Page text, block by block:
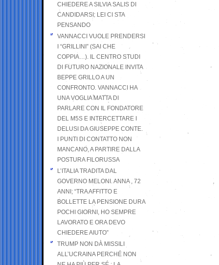
CHIEDERE A SILVIA SALIS DI
CANDIDARSI: LEI CI STA
PENSANDO
VANNACCI VUOLE PRENDERSI
I “GRILLINI” (SAI CHE
COPPIA…). IL CENTRO STUDI
DI FUTURO NAZIONALE INVITA
BEPPE GRILLO A UN
CONFRONTO. VANNACCI HA
UNA VOGLIA MATTA DI
PARLARE CON IL FONDATORE
DEL M5S E INTERCETTARE I
DELUSI DA GIUSEPPE CONTE.
I PUNTI DI CONTATTO NON
MANCANO, A PARTIRE DALLA
POSTURA FILORUSSA
L’ITALIA TRADITA DAL
GOVERNO MELONI. ANNA , 72
ANNI; “TRA AFFITTO E
BOLLETTE LA PENSIONE DURA
POCHI GIORNI, HO SEMPRE
LAVORATO E ORA DEVO
CHIEDERE AIUTO”
TRUMP NON DÀ MISSILI
ALL’UCRAINA PERCHÉ NON